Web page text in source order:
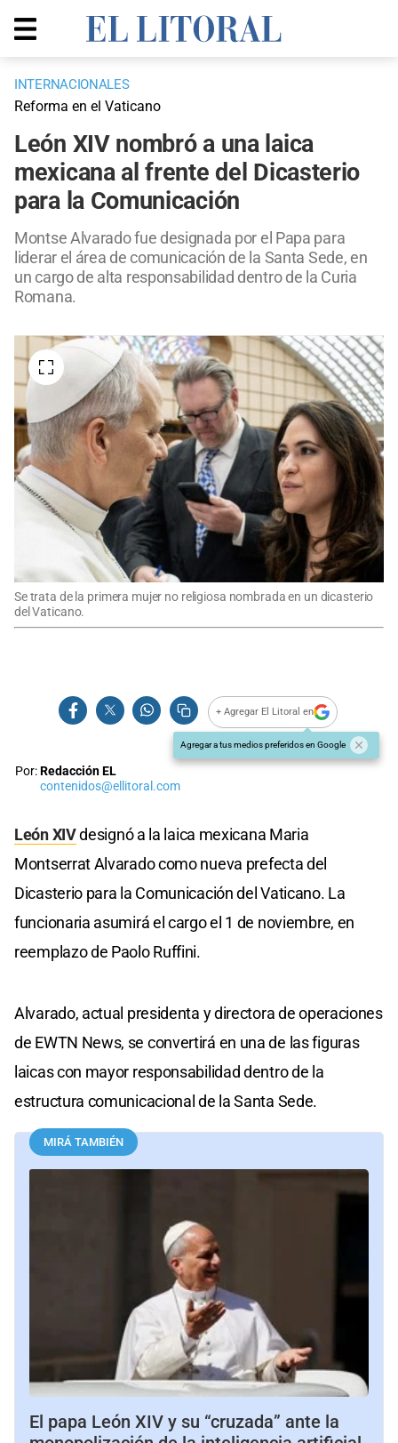
INTERNACIONALES
Reforma en el Vaticano
León XIV nombró a una laica
mexicana al frente del Dicasterio
para la Comunicación
Montse Alvarado fue designada por el Papa para
liderar el área de comunicación de la Santa Sede, en
un cargo de alta responsabilidad dentro de la Curia
Romana.
Se trata de la primera mujer no religiosa nombrada en un dicasterio
del Vaticano.
+ Agregar El Litoral en
Agregar a tus medios preferidos en Google
Por:Redacción EL
contenidos@ellitoral.com
León XIVdesignó a la laica mexicana Maria
Montserrat Alvarado como nueva prefecta del
Dicasterio para la Comunicación del Vaticano. La
funcionaria asumirá el cargo el 1 de noviembre, en
reemplazo de Paolo Ruffini.
Alvarado, actual presidenta y directora de operaciones
de EWTN News, se convertirá en una de las figuras
laicas con mayor responsabilidad dentro de la
estructura comunicacional de la Santa Sede.
MIRÁ TAMBIÉN
El papa León XIV y su “cruzada” ante la